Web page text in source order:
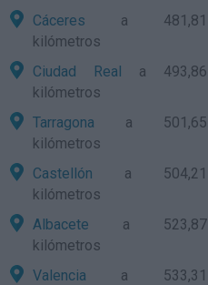
Cáceres a 481,81
kilómetros
Ciudad Real a 493,86
kilómetros
Tarragona a 501,65
kilómetros
Castellón a 504,21
kilómetros
Albacete a 523,87
kilómetros
Valencia a 533,31